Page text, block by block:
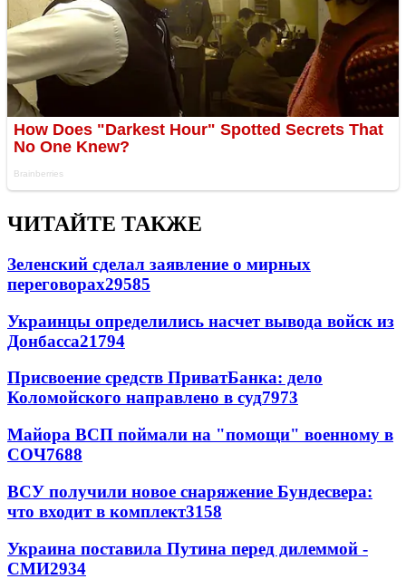
ЧИТАЙТЕ ТАКЖЕ
Зеленский сделал заявление о мирных
переговорах29585
Украинцы определились насчет вывода войск из
Донбасса21794
Присвоение средств ПриватБанка: дело
Коломойского направлено в суд7973
Майора ВСП поймали на "помощи" военному в
СОЧ7688
ВСУ получили новое снаряжение Бундесвера:
что входит в комплект3158
Украина поставила Путина перед дилеммой -
СМИ2934